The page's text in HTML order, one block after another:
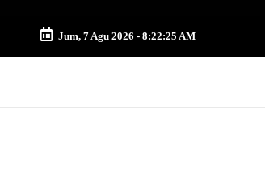
Jum, 7 Agu 2026 - 8:22:26 AM